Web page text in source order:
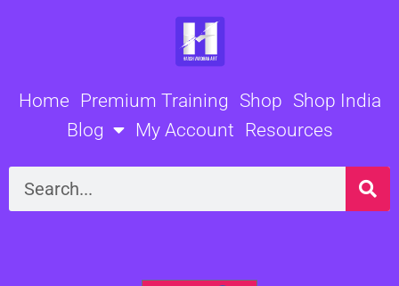
Home Premium Training Shop Shop India
Blog
My Account Resources
Search